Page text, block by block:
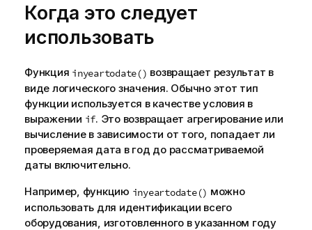
Когда это следует
использовать
Функция inyeartodate() возвращает результат в
виде логического значения. Обычно этот тип
функции используется в качестве условия в
выражении if. Это возвращает агрегирование или
вычисление в зависимости от того, попадает ли
проверяемая дата в год до рассматриваемой
даты включительно.
Например, функцию inyeartodate() можно
использовать для идентификации всего
оборудования, изготовленного в указанном году